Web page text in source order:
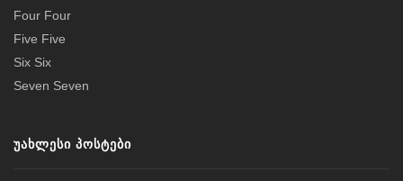
Four Four
Five Five
Six Six
Seven Seven
ᲣᲐᲮᲚᲔᲡᲘ ᲞᲝᲡᲢᲔᲑᲘ